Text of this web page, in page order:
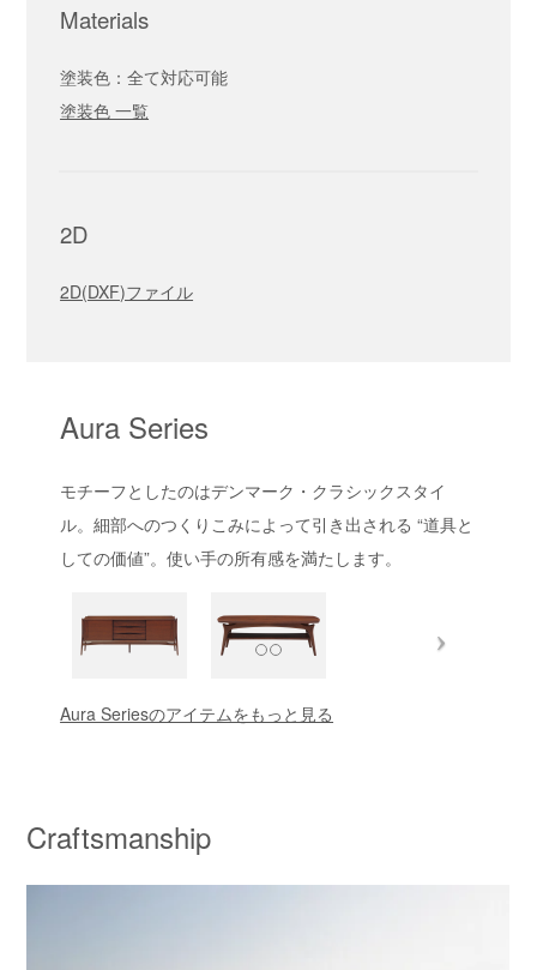
Materials
塗装色：全て対応可能
塗装色 一覧
2D
2D(DXF)ファイル
Aura Series
モチーフとしたのはデンマーク・クラシックスタイ
ル。細部へのつくりこみによって引き出される “道具と
しての価値”。使い手の所有感を満たします。
Aura Seriesのアイテムをもっと見る
Craftsmanship